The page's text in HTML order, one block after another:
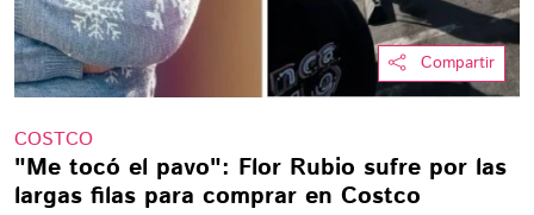
Compartir
COSTCO
"Me tocó el pavo": Flor Rubio sufre por las
largas filas para comprar en Costco